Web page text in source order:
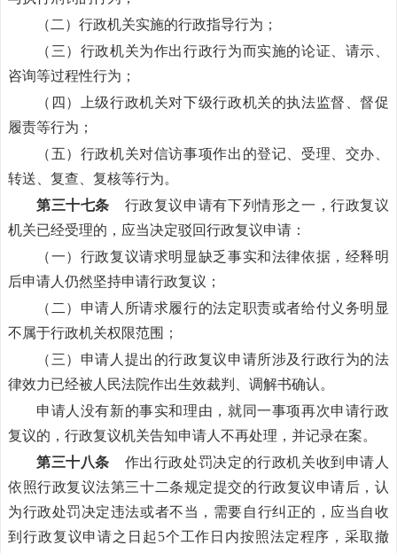
（二）行政机关实施的行政指导行为；
（三）行政机关为作出行政行为而实施的论证、请示、
咨询等过程性行为；
（四）上级行政机关对下级行政机关的执法监督、督促
履责等行为；
（五）行政机关对信访事项作出的登记、受理、交办、
转送、复查、复核等行为。
第三十七条 行政复议申请有下列情形之一，行政复议
机关已经受理的，应当决定驳回行政复议申请：
（一）行政复议请求明显缺乏事实和法律依据，经释明
后申请人仍然坚持申请行政复议；
（二）申请人所请求履行的法定职责或者给付义务明显
不属于行政机关权限范围；
（三）申请人提出的行政复议申请所涉及行政行为的法
律效力已经被人民法院作出生效裁判、调解书确认。
申请人没有新的事实和理由，就同一事项再次申请行政
复议的，行政复议机关告知申请人不再处理，并记录在案。
第三十八条 作出行政处罚决定的行政机关收到申请人
依照行政复议法第三十二条规定提交的行政复议申请后，认
为行政处罚决定违法或者不当，需要自行纠正的，应当自收
到行政复议申请之日起5个工作日内按照法定程序，采取撤